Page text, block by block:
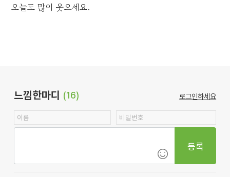
오늘도 많이 웃으세요.
느낌한마디 (16) 로그인하세요
등록